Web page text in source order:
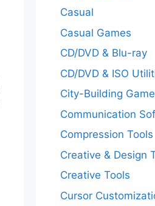
Casual
Casual Games
CD/DVD & Blu-ray
CD/DVD & ISO
City-Building
Communication
Compression Tools
Creative & Design
Creative Tools
Cursor